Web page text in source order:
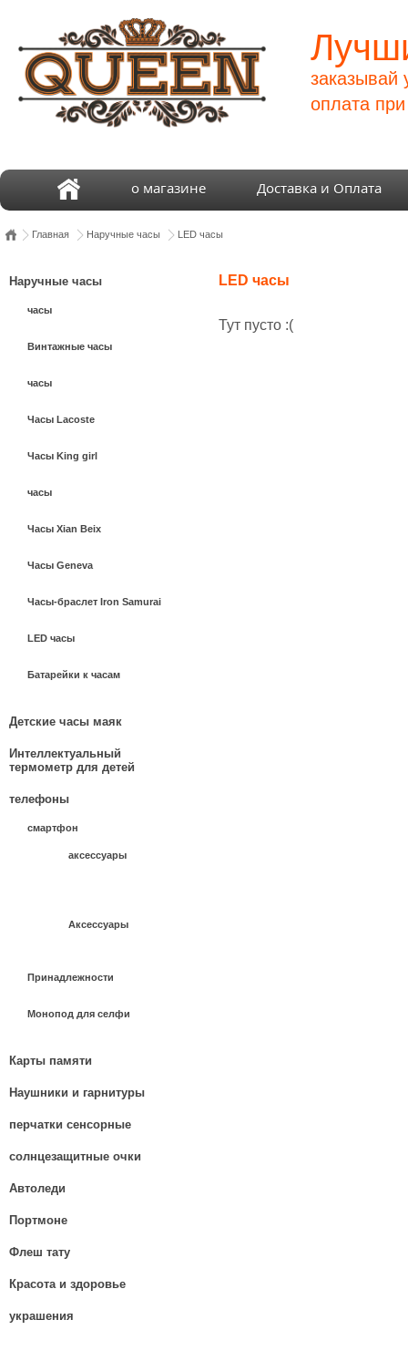
заказывай
оплата
о магазине Доставка и Оплата
Главная Наручные часы LED часы
Наручные часы
часы
Винтажные часы
часы
Часы Lacoste
Часы King girl
часы
Часы Xian Beix
Часы Geneva
Часы-браслет Iron Samurai
LED часы
Батарейки к часам
Детские часы маяк
Интеллектуальный
термометр для детей
телефоны
смартфон
аксессуары
Аксессуары
Принадлежности
Монопод для селфи
Карты памяти
Наушники и гарнитуры
перчатки сенсорные
солнцезащитные очки
Автоледи
Портмоне
Флеш тату
Красота и здоровье
украшения
LED часы
Тут пусто :(